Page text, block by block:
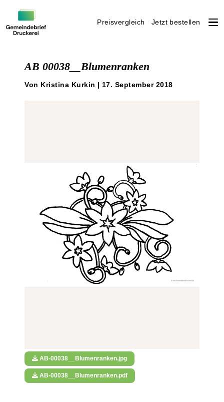
Preisvergleich Jetzt bestellen
AB 00038__Blumenranken
Von Kristina Kurkin | 17. September 2018
AB-00038__Blumenranken.jpg
AB-00038__Blumenranken.pdf